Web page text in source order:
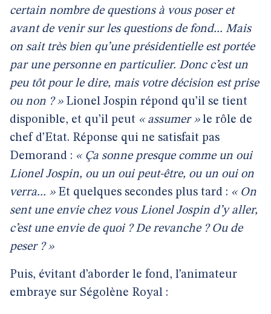
certain nombre de questions à vous poser et
avant de venir sur les questions de fond... Mais
on sait très bien qu’une présidentielle est portée
par une personne en particulier. Donc c’est un
peu tôt pour le dire, mais votre décision est prise
ou non ? »Lionel Jospin répond qu’il se tient
disponible, et qu’il peut « assumer »le rôle de
chef d’Etat. Réponse qui ne satisfait pas
Demorand : « Ça sonne presque comme un oui
Lionel Jospin, ou un oui peut-être, ou un oui on
verra... »Et quelques secondes plus tard : « On
sent une envie chez vous Lionel Jospin d’y aller,
c’est une envie de quoi ? De revanche ? Ou de
peser ? »
Puis, évitant d’aborder le fond, l’animateur
embraye sur Ségolène Royal :